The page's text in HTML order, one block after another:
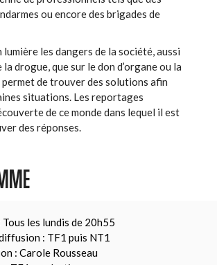
ou encore des brigades de
lumière les dangers de la société, aussi
la drogue, que sur le don d’organe ou la
permet de trouver des solutions afin
situations. Les reportages
de ce monde dans lequel il est
des réponses.
les lundis de 20h55
: TF1 puis NT1
: Carole Rousseau